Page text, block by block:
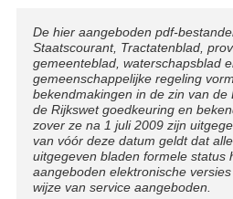
Disclaimer
De hier aangeboden pdf-
Staatscourant, Tractatenblad,
gemeenteblad, waterschapsblad
gemeenschappelijke regeling
bekendmakingen in de zin van de
de Rijkswet goedkeuring en
zover ze na 1 juli 2009 zijn
van vóór deze datum geldt dat
uitgegeven bladen formele status
aangeboden elektronische
wijze van service aangeboden.